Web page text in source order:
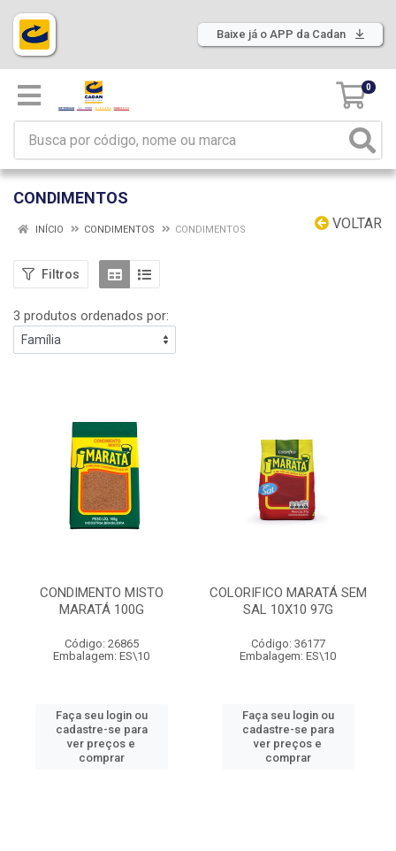
Baixe já o APP da Cadan
0
CONDIMENTOS
VOLTAR
INÍCIO CONDIMENTOS CONDIMENTOS
Filtros
3 produtos ordenados por:
CONDIMENTO MISTO
MARATÁ 100G
Código: 26865
Embalagem: ES\10
Faça seu login ou
cadastre-se para
ver preços e
comprar
COLORIFICO MARATÁ SEM
SAL 10X10 97G
Código: 36177
Embalagem: ES\10
Faça seu login ou
cadastre-se para
ver preços e
comprar